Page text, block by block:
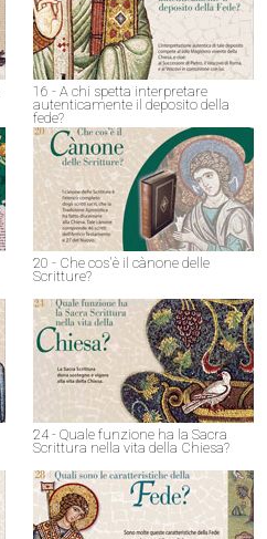
16 - A chi spetta interpretare
autenticamente il deposito della
fede?
20 - Che cos'è il cànone delle
Scritture?
24 - Quale funzione ha la Sacra
Scrittura nella vita della Chiesa?